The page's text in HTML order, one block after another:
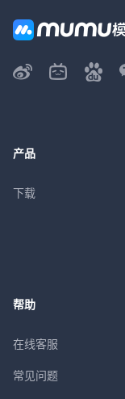
产品
下载
帮助
在线客服
常见问题